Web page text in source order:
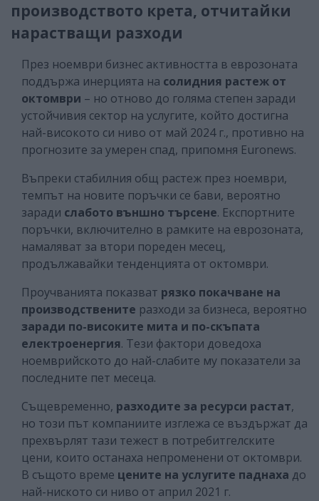
производството крета, отчитайки
нарастващи разходи
През ноември бизнес активността в еврозоната
поддържа инерцията на солидния растеж от
октомври – но отново до голяма степен заради
устойчивия сектор на услугите, който достигна
най-високото си ниво от май 2024 г., противно на
прогнозите за умерен спад, припомня Euronews.
Въпреки стабилния общ растеж през ноември,
темпът на новите поръчки се бави, вероятно
заради слабото външно търсене. Експортните
поръчки, включително в рамките на еврозоната,
намаляват за втори пореден месец,
продължавайки тенденцията от октомври.
Проучванията показват рязко покачване на
производствените разходи за бизнеса, вероятно
заради по-високите мита и по-скъпата
електроенергия. Тези фактори доведоха
ноемврийското до най-слабите му показатели за
последните пет месеца.
Същевременно, разходите за ресурси растат,
но този път компаниите изглежа се въздържат да
прехвърлят тази тежест в потребитгелските
цени, които останаха непроменени от октомври.
В същото време цените на услугите паднаха до
най-ниското си ниво от април 2021 г.